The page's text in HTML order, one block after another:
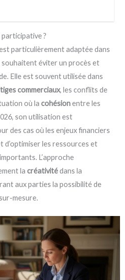
?
particulièrement adaptée dans
éviter un procès et
Elle est souvent utilisée dans
commerciaux, les conflits de
où lacohésionentre les
son utilisation est
des cas où les enjeux financiers
d’optimiser les ressources et
importants. L’approche
lacréativitédans la
aux parties la possibilité de
mesure.